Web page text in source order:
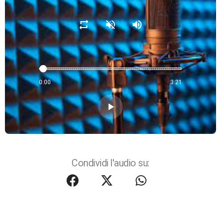
repeat volume_off volume_up
0:00 3:21
play_arrow
Condividi l'audio su: